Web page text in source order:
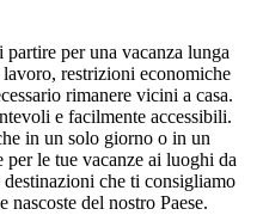
per una vacanza lunga
restrizioni economiche
rimanere vicini a casa.
e facilmente accessibili.
in un solo giorno o in un
per le tue vacanze ai luoghi da
che ti consigliamo
nascoste del nostro Paese.